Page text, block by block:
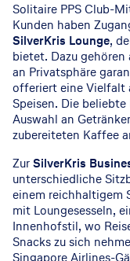
Solitaire PPS Club-
Kunden haben
SilverKris Lounge,
bietet. Dazu gehören
an Privatsphäre
offeriert eine Vielfalt
Speisen. Die
Auswahl an
zubereiteten Kaffee
ZurSilverKris
unterschiedliche
einem reichhaltigem
mit Loungesesseln,
Innenhofstil, wo
Snacks zu sich
Singapore Airlines-